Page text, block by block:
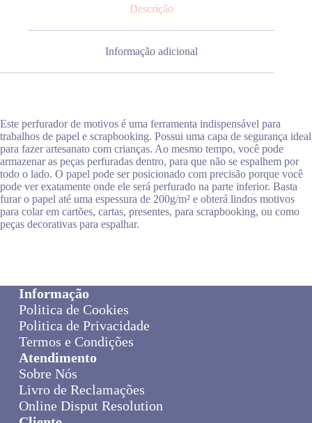
Descrição
Informação adicional
Este perfurador de motivos é uma ferramenta indispensável para
trabalhos de papel e scrapbooking. Possui uma capa de segurança ideal
para fazer artesanato com crianças. Ao mesmo tempo, você pode
armazenar as peças perfuradas dentro, para que não se espalhem por
todo o lado. O papel pode ser posicionado com precisão porque você
pode ver exatamente onde ele será perfurado na parte inferior. Basta
furar o papel até uma espessura de 200g/m² e obterá lindos motivos
para colar em cartões, cartas, presentes, para scrapbooking, ou como
peças decorativas para espalhar.
Informação
Politica de Cookies
Politica de Privacidade
Termos e Condições
Atendimento
Sobre Nós
Livro de Reclamações
Online Disput Resolution